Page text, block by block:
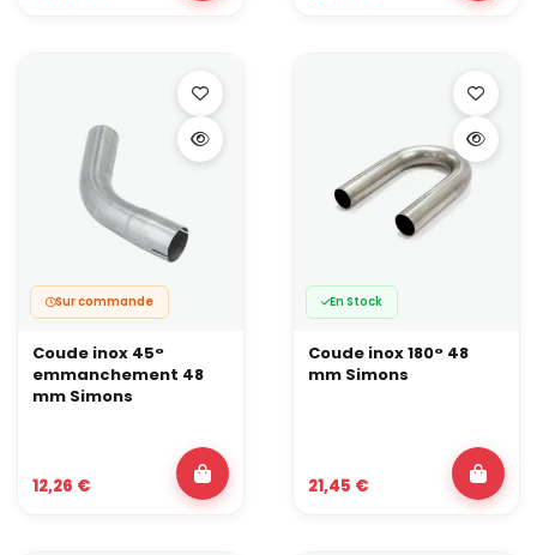
Sur commande
Coude inox 45°
emmanchement 48
mm Simons
12,26 €
En Stock
Coude inox 180° 48
mm Simons
21,45 €